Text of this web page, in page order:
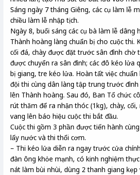
Sáng ngày 7 tháng Giêng, các cụ làm lễ
chiều làm lễ nhập tịch.
Ngày 8, buổi sáng các cụ bà làm lễ dâng
Thành hoàng làng chuẩn bị cho cuộc thi.
cối đá, chày được đặt trước sân đình chờ
được chuyển ra sân đình; các đô kéo lửa
bị giang, tre kéo lửa. Hoàn tất việc chuẩn
đội thi cùng dân làng tập trung trước
lên Thành hoàng. Sau đó, Ban Tổ chức
rút thăm để ra nhận thóc (1kg), chày,
vang lên báo hiệu cuộc thi bắt đầu.
Cuộc thi gồm 3 phần được tiến hành
lấy nước và thi thổi cơm.
– Thi kéo lửa diễn ra ngay trước cửa
đàn ông khỏe mạnh, có kinh nghiệm
nát làm bùi nhùi, dùng 2 thanh giang